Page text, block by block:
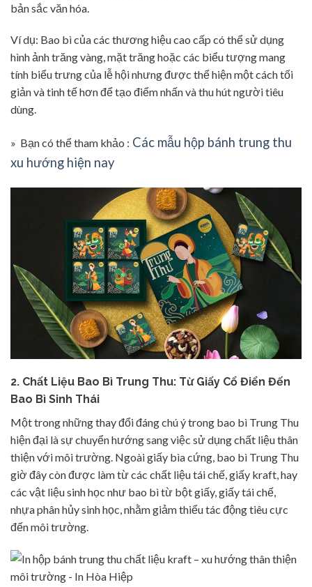
bản sắc văn hóa.
Ví dụ: Bao bì của các thương hiệu cao cấp có thể sử dụng
hình ảnh trăng vàng, mặt trăng hoặc các biểu tượng mang
tính biểu trưng của lễ hội nhưng được thể hiện một cách tối
giản và tinh tế hơn để tạo điểm nhấn và thu hút người tiêu
dùng.
» Bạn có thể tham khảo : Các mẫu hộp bánh trung thu
xu hướng hiện nay
2. Chất Liệu Bao Bì Trung Thu: Từ Giấy Cổ Điển Đến
Bao Bì Sinh Thái
Một trong những thay đổi đáng chú ý trong bao bì Trung Thu
hiện đại là sự chuyển hướng sang việc sử dụng chất liệu thân
thiện với môi trường. Ngoài giấy bìa cứng, bao bì Trung Thu
giờ đây còn được làm từ các chất liệu tái chế, giấy kraft, hay
các vật liệu sinh học như bao bì từ bột giấy, giấy tái chế,
nhựa phân hủy sinh học, nhằm giảm thiểu tác động tiêu cực
đến môi trường.